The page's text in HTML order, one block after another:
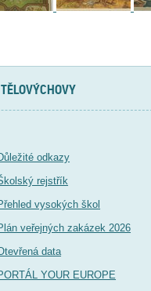
odkazy
rejstřík
vysokých škol
veřejných zakázek 2026
data
YOUR EUROPE